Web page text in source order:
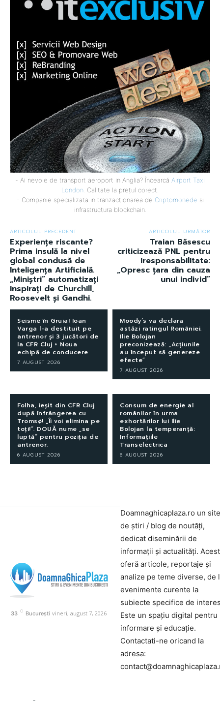
- Ai nevoie de transport aeroport in Anglia? Încearcă Airport Taxi
London . Calitate la prețul corect.
- Companie specializata in tranzactionarea de Criptomonede si
infrastructura blockchain.
ARTICOLUL PRECEDENT
Experiențe riscante?
Prima insulă la nivel
global condusă de
Inteligența Artificială.
„Miniștri” automatizați
inspirați de Churchill,
Roosevelt și Gandhi.
ARTICOLUL URMĂTOR
Traian Băsescu
criticizează PNL pentru
iresponsabilitate:
„Opresc țara din cauza
unui individ”
Seisme în Gruia! Ioan
Varga l-a destituit pe
antrenor și 3 jucători de
la CFR Cluj + Noua
echipă de conducere
7 AUGUST 2026
Moody’s va declara
astăzi ratingul României.
Ilie Bolojan
preconizează: „Acțiunile
au început să genereze
efecte”
7 AUGUST 2026
Folha, ieșit din CFR Cluj
după înfrângerea cu
Tromsø! „Îi voi elimina pe
toți!”. DOUĂ nume „se
luptă” pentru poziția de
antrenor.
6 AUGUST 2026
Consum de energie al
românilor în urma
exhortărilor lui Ilie
Bolojan la temperanță:
Informațiile
Transelectrica
6 AUGUST 2026
33 C București vineri, august 7, 2026
Doamnaghicaplaza.ro un site
de știri / blog de noutăți,
dedicat diseminării de
informații și actualități.
oferă articole, reportaje și
analize pe teme diverse, de
evenimente curente la
subiecte specifice de
Este un spațiu digital pentru
informare și educație.
Contactati-ne oricand la
adresa: